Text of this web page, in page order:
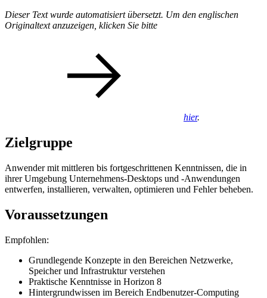
Dieser Text wurde automatisiert übersetzt. Um den englischen
Originaltext anzuzeigen, klicken Sie bitte
hier.
Zielgruppe
Anwender mit mittleren bis fortgeschrittenen Kenntnissen, die in
ihrer Umgebung Unternehmens-Desktops und -Anwendungen
entwerfen, installieren, verwalten, optimieren und Fehler beheben.
Voraussetzungen
Empfohlen:
Grundlegende Konzepte in den Bereichen Netzwerke,
Speicher und Infrastruktur verstehen
Praktische Kenntnisse in Horizon 8
Hintergrundwissen im Bereich Endbenutzer-Computing